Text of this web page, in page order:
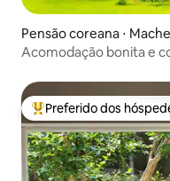
Pensão coreana ⋅
Acomodação bonita e
salas) Pensão de jardim
Entre os melhores
Preferido dos